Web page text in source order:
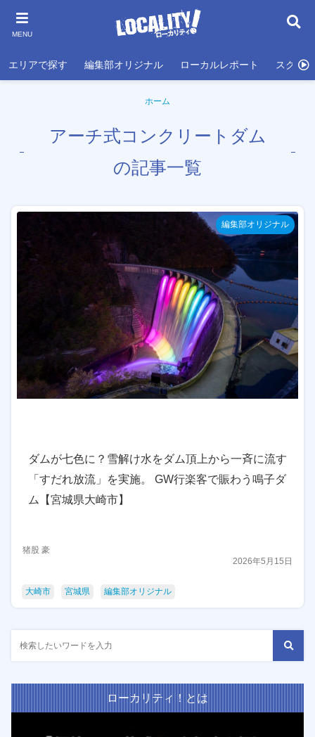
MENU
エリアで探す 編集部オリジナル ローカルレポート スクール
ホーム
アーチ式コンクリートダム
の記事一覧
編集部オリジナル
ダムが七色に？雪解け水をダム頂上から一斉に流す
「すだれ放流」を実施。 GW行楽客で賑わう鳴子ダ
ム【宮城県大崎市】
猪股 豪
2026年5月15日
大崎市 宮城県 編集部オリジナル
ローカリティ！とは